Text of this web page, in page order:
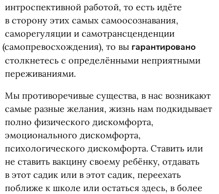
интроспективной работой, то есть идёте
в сторону этих самых самоосознавания,
саморегуляции и самотрансценденции
(самопревосхождения), то вы гарантировано
столкнетесь с определёнными неприятными
переживаниями.
Мы противоречивые существа, в нас возникают
самые разные желания, жизнь нам подкидывает
полно физического дискомфорта,
эмоционального дискомфорта,
психологического дискомфорта. Ставить или
не ставить вакцину своему ребёнку, отдавать
в этот садик или в этот садик, переехать
поближе к школе или остаться здесь, в более